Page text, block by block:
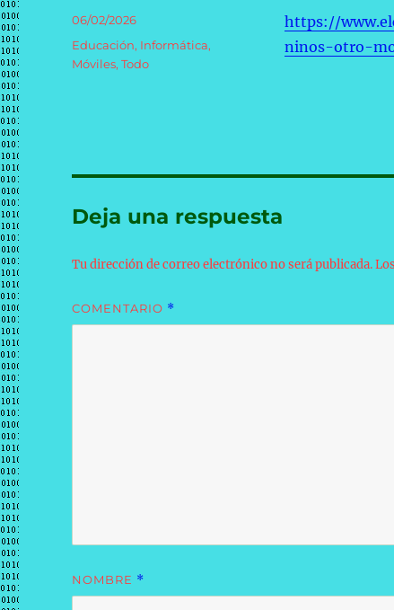
https://
ninos-otro-
Publicado
06/02/2026
Categorías
Educación, Informática,
Móviles,Todo
Deja una respuesta
Tu dirección de correo electrónico no será publicada.
COMENTARIO *
NOMBRE *